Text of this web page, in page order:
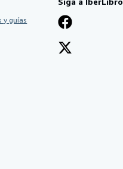
y guías